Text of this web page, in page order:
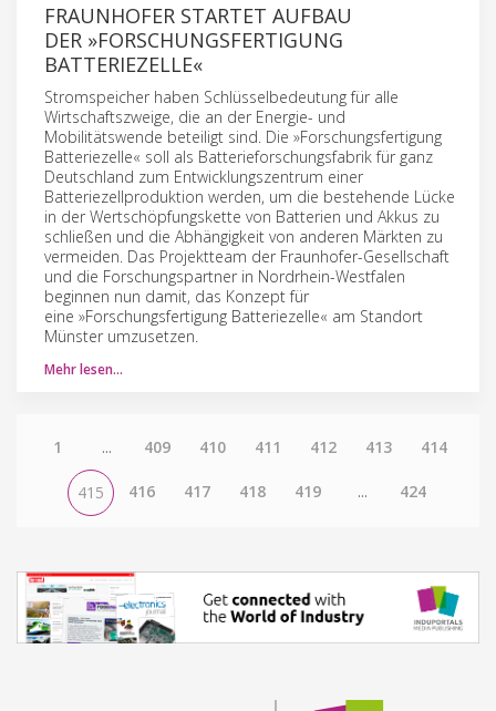
FRAUNHOFER STARTET AUFBAU
DER »FORSCHUNGSFERTIGUNG
BATTERIEZELLE«
Stromspeicher haben Schlüsselbedeutung für alle
Wirtschaftszweige, die an der Energie- und
Mobilitätswende beteiligt sind. Die »Forschungsfertigung
Batteriezelle« soll als Batterieforschungsfabrik für ganz
Deutschland zum Entwicklungszentrum einer
Batteriezellproduktion werden, um die bestehende Lücke
in der Wertschöpfungskette von Batterien und Akkus zu
schließen und die Abhängigkeit von anderen Märkten zu
vermeiden. Das Projektteam der Fraunhofer-Gesellschaft
und die Forschungspartner in Nordrhein-Westfalen
beginnen nun damit, das Konzept für
eine »Forschungsfertigung Batteriezelle« am Standort
Münster umzusetzen.
Mehr lesen…
1 ... 409 410 411 412 413 414
415 416 417 418 419 ... 424